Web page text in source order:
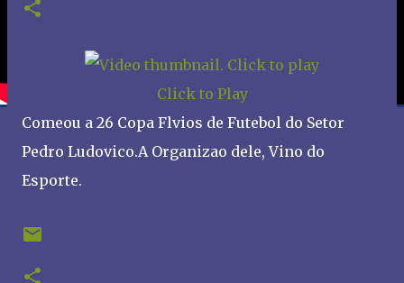
Click to Play
Comeou a 26 Copa Flvios de Futebol do Setor
Pedro Ludovico.A Organizao dele, Vino do
Esporte.